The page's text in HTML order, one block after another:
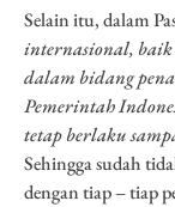
Selain itu, dalam
internasional,
dalam bidang
Pemerintah
tetap berlaku
Sehingga sudah
dengan tiap – tiap